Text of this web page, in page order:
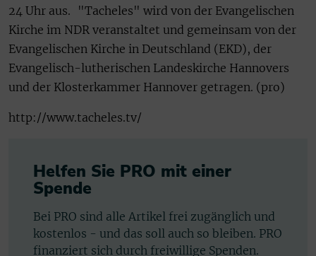
24 Uhr aus. "Tacheles" wird von der Evangelischen
Kirche im NDR veranstaltet und gemeinsam von der
Evangelischen Kirche in Deutschland (EKD), der
Evangelisch-lutherischen Landeskirche Hannovers
und der Klosterkammer Hannover getragen. (pro)
http://www.tacheles.tv/
Helfen Sie PRO mit einer
Spende
Bei PRO sind alle Artikel frei zugänglich und
kostenlos - und das soll auch so bleiben. PRO
finanziert sich durch freiwillige Spenden.